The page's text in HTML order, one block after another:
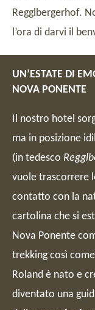
Regglbergerhof.
l’ora di darvi il
UN’ESTATE DI
NOVA PONENTE
Il nostro hotel
ma in posizione
(in tedesco
vuole trascorrere
contatto con la
cartolina che si
Nova Ponente
trekking così
Roland è nato e
diventato una